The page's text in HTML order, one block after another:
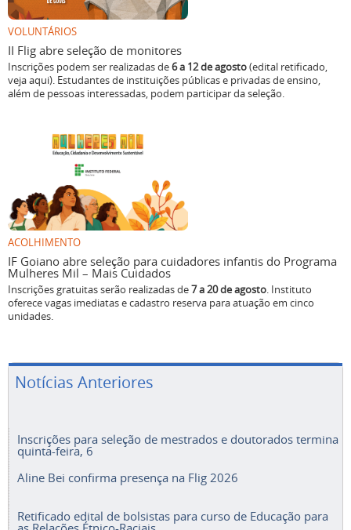
VOLUNTÁRIOS
II Flig abre seleção de monitores
Inscrições podem ser realizadas de6 a 12 de agosto(edital retificado,
veja aqui). Estudantes de instituições públicas e privadas de ensino,
além de pessoas interessadas, podem participar da seleção.
ACOLHIMENTO
IF Goiano abre seleção para cuidadores infantis do Programa
Mulheres Mil – Mais Cuidados
Inscrições gratuitas serão realizadas de7 a 20 de agosto. Instituto
oferece vagas imediatas e cadastro reserva para atuação em cinco
unidades.
Notícias Anteriores
Inscrições para seleção de mestrados e doutorados termina
quinta-feira, 6
Aline Bei confirma presença na Flig 2026
Retificado edital de bolsistas para curso de Educação para